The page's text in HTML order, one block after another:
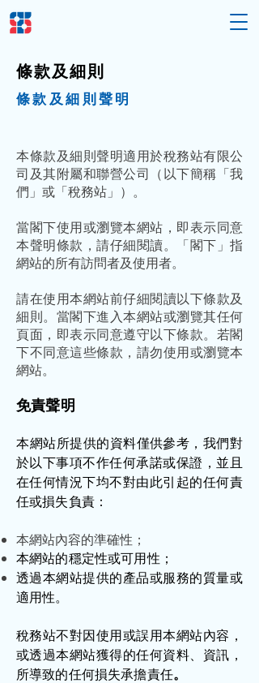
條款及細則
條款及細則聲明
本條款及細則聲明適用於稅務站有限公
司及其附屬和聯營公司（以下簡稱「我
們」或「稅務站」）。
當閣下使用或瀏覽本網站，即表示同意
本聲明條款，請仔細閱讀。「閣下」指
網站的所有訪問者及使用者。
請在使用本網站前仔細閱讀以下條款及
細則。當閣下進入本網站或瀏覽其任何
頁面，即表示同意遵守以下條款。若閣
下不同意這些條款，請勿使用或瀏覽本
網站。
免責聲明
本網站所提供的資料僅供參考，我們對
於以下事項不作任何承諾或保證，並且
在任何情況下均不對由此引起的任何責
任或損失負責：
本網站內容的準確性；
本網站的穩定性或可用性；
透過本網站提供的產品或服務的質量或
適用性。
稅務站不對因使用或誤用本網站內容，
或透過本網站獲得的任何資料、資訊，
所導致的任何損失承擔責任。